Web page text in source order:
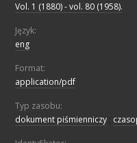
Vol. 1 (1880) - vol. 80 (1958).
Język:
eng
Format:
application/pdf
Typ zasobu:
dokument piśmienniczy